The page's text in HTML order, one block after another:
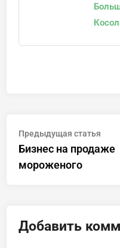
Навигация
по
записям
Предыдущая статья
Бизнес на продаже
мороженого
Добавить